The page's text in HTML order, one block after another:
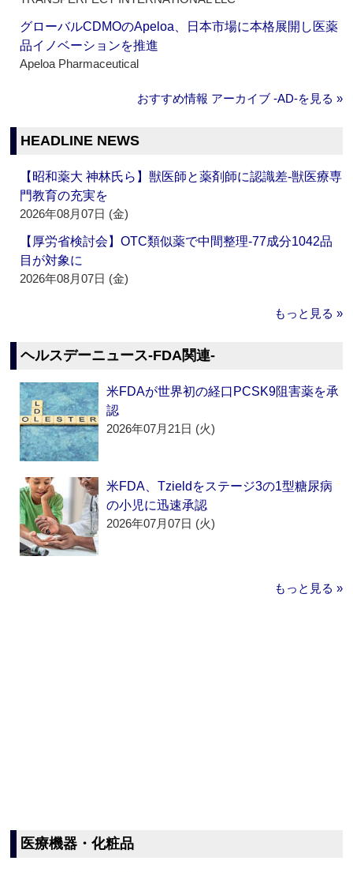
グローバルCDMOのApeloa、日本市場に本格展開し医薬
品イノベーションを推進
Apeloa Pharmaceutical
おすすめ情報 アーカイブ ‐AD‐を見る »
HEADLINE NEWS
【昭和薬大 神林氏ら】獣医師と薬剤師に認識差‐獣医療専
門教育の充実を
2026年08月07日 (金)
【厚労省検討会】OTC類似薬で中間整理‐77成分1042品
目が対象に
2026年08月07日 (金)
もっと見る »
ヘルスデーニュース‐FDA関連‐
米FDAが世界初の経口PCSK9阻害薬を承
認
2026年07月21日 (火)
米FDA、Tzieldをステージ3の1型糖尿病
の小児に迅速承認
2026年07月07日 (火)
もっと見る »
医療機器・化粧品